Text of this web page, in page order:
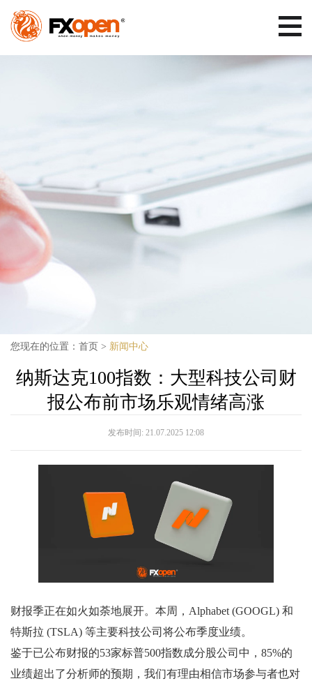
您现在的位置： 首页 > 新闻中心
纳斯达克100指数：大型科技公司财
报公布前市场乐观情绪高涨
发布时间: 21.07.2025 12:08
财报季正在如火如荼地展开。本周，Alphabet (GOOGL) 和
特斯拉 (TSLA) 等主要科技公司将公布季度业绩。
鉴于已公布财报的53家标普500指数成分股公司中，85%的
业绩超出了分析师的预期，我们有理由相信市场参与者也对